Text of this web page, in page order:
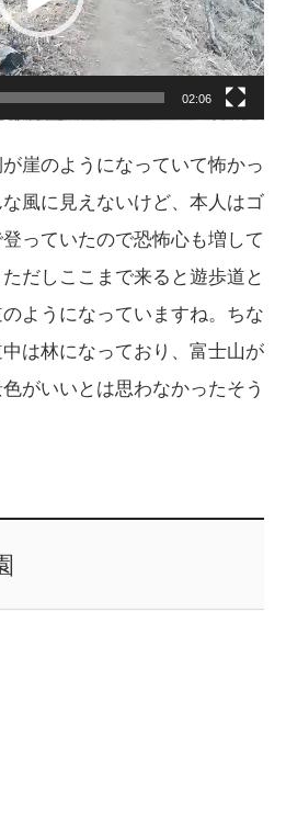
02:06
崖のようになっていて怖かっ
風に見えないけど、本人はゴ
っていたので恐怖心も増して
だしここまで来ると遊歩道と
ようになっていますね。ちな
は林になっており、富士山が
がいいとは思わなかったそう